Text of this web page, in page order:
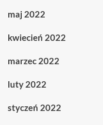
maj 2022
kwiecień 2022
marzec 2022
luty 2022
styczeń 2022